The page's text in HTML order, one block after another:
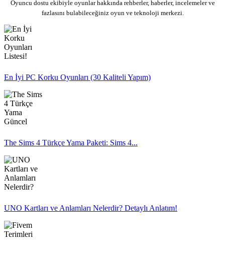
Oyuncu dostu ekibiyle oyunlar hakkında rehberler, haberler, incelemeler ve
fazlasını bulabileceğiniz oyun ve teknoloji merkezi.
En İyi PC Korku Oyunları (30 Kaliteli Yapım)
The Sims 4 Türkçe Yama Paketi: Sims 4...
UNO Kartları ve Anlamları Nelerdir? Detaylı Anlatım!